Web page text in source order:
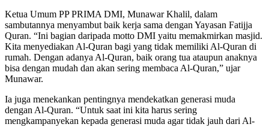
Ketua Umum PP PRIMA DMI, Munawar Khalil, dalam
sambutannya menyambut baik kerja sama dengan Yayasan Fatijja
Quran. “Ini bagian daripada motto DMI yaitu memakmirkan masjid.
Kita menyediakan Al-Quran bagi yang tidak memiliki Al-Quran di
rumah. Dengan adanya Al-Quran, baik orang tua ataupun anaknya
bisa dengan mudah dan akan sering membaca Al-Quran,” ujar
Munawar.
Ia juga menekankan pentingnya mendekatkan generasi muda
dengan Al-Quran. “Untuk saat ini kita harus sering
mengkampanyekan kepada generasi muda agar tidak jauh dari Al-